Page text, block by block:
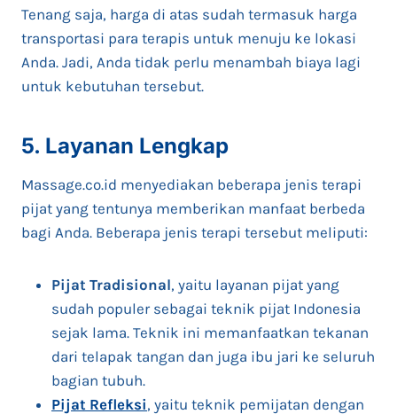
Tenang saja, harga di atas sudah termasuk harga
transportasi para terapis untuk menuju ke lokasi
Anda. Jadi, Anda tidak perlu menambah biaya lagi
untuk kebutuhan tersebut.
5. Layanan Lengkap
Massage.co.id menyediakan beberapa jenis terapi
pijat yang tentunya memberikan manfaat berbeda
bagi Anda. Beberapa jenis terapi tersebut meliputi:
Pijat Tradisional, yaitu layanan pijat yang
sudah populer sebagai teknik pijat Indonesia
sejak lama. Teknik ini memanfaatkan tekanan
dari telapak tangan dan juga ibu jari ke seluruh
bagian tubuh.
Pijat Refleksi, yaitu teknik pemijatan dengan